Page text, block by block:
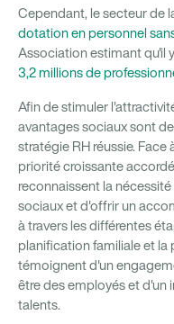
Cependant, le secteur de
dotation en personnel
Association estimant qu'il
3,2 millions de
Afin de stimuler
avantages sociaux sont
stratégie RH réussie.
priorité croissante
reconnaissent la
sociaux et d'offrir un
à travers les différentes
planification familiale et la
témoignent d'un
être des employés et d'un
talents.